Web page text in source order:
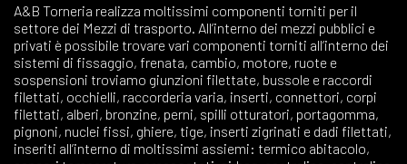
A&B Torneria realizza moltissimi componenti torniti per il
settore dei Mezzi di trasporto. All’interno dei mezzi pubblici e
privati è possibile trovare vari componenti torniti all’interno dei
sistemi di fissaggio, frenata, cambio, motore, ruote e
sospensioni troviamo giunzioni filettate, bussole e raccordi
filettati, occhielli, raccorderia varia, inserti, connettori, corpi
filettati, alberi, bronzine, perni, spilli otturatori, portagomma,
pignoni, nuclei fissi, ghiere, tige, inserti zigrinati e dadi filettati,
inseriti all’interno di moltissimi assiemi: termico abitacolo,